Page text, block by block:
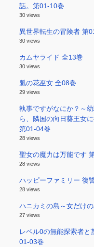
話。第01-10巻
30 views
異世界転生の冒険者 第
30 views
カムヤライド 全13巻
30 views
魁の花巫女 全08巻
29 views
執事ですがなにか？～
ら、隣国の向日葵王女
第01-04巻
28 views
聖女の魔力は万能です
28 views
ハッピーファミリー 復
28 views
ハニカミの島～女だけ
27 views
レベル0の無能探索者と
01-03巻